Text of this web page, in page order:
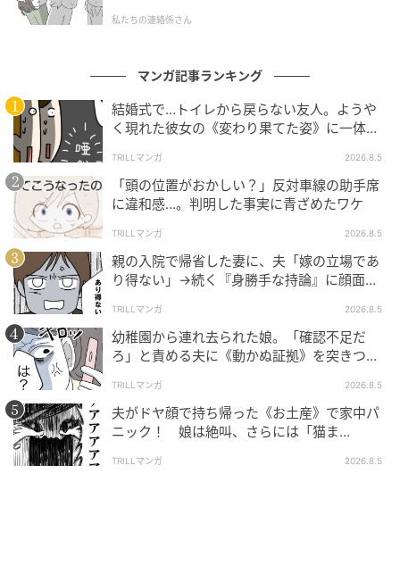
私たちの連絡係さん
マンガ記事ランキング
結婚式で…トイレから戻らない友人。ようや
く現れた彼女の《変わり果てた姿》に一体何
TRILLマンガ 2026.8.5
「頭の位置がおかしい？」反対車線の助手席
に違和感…。判明した事実に青ざめたワケ
TRILLマンガ 2026.8.5
親の入院で帰省した妻に、夫「嫁の立場であ
り得ない」→続く『身勝手な持論』に顔面蒼
TRILLマンガ 2026.8.5
幼稚園から連れ去られた娘。「確認不足だ
ろ」と責める夫に《動かぬ証拠》を突きつけ
TRILLマンガ 2026.8.5
夫がドヤ顔で持ち帰った《お土産》で家中パ
ニック！ 娘は絶叫、さらには「猫ま
TRILLマンガ 2026.8.5